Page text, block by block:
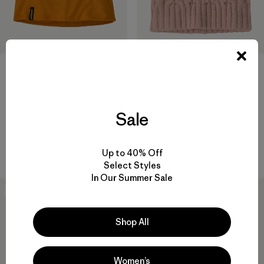
Valoración: 4.2 / 5
Sale
Up to 40% Off
Select Styles
In Our Summer Sale
Shop All
Women’s